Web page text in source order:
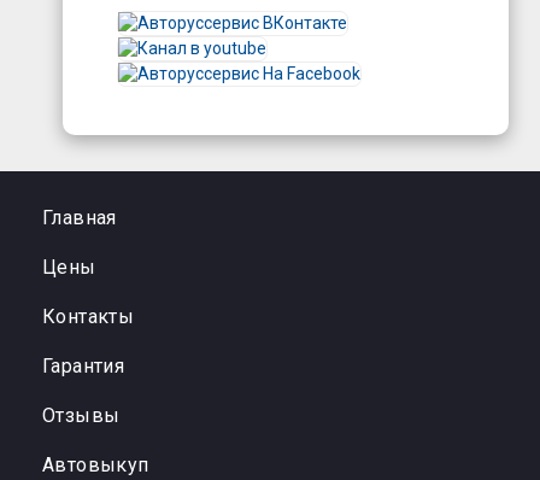
Главная
Цены
Контакты
Гарантия
Отзывы
Автовыкуп